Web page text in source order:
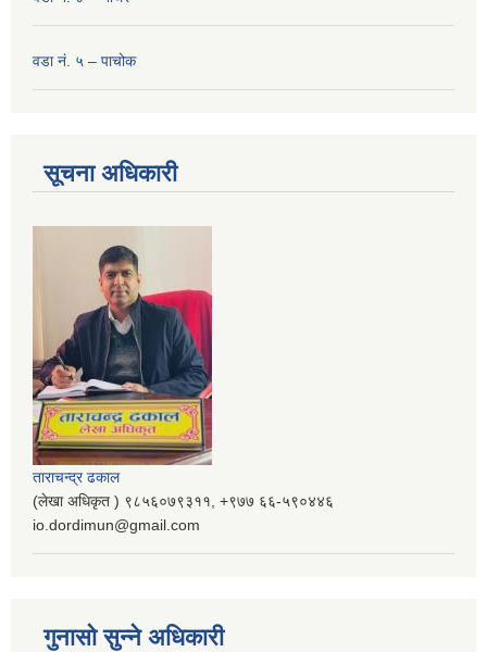
वडा नं. ५ – पाचोक
सूचना अधिकारी
ताराचन्द्र ढकाल
(लेखा अधिकृत ) ९८५६०७९३११, ‌‍‍+९७७ ६६-५९०४४६
io.dordimun@gmail.com
गुनासो सुन्ने अधिकारी